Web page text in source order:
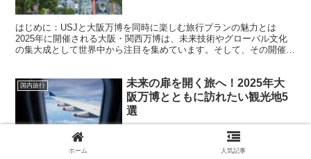
はじめに：USJと大阪万博を同時に楽しむ旅行プランの魅力とは
2025年に開催される大阪・関西万博は、未来技術やグローバル文化
の集大成として世界中から注目を集めています。そして、その開催地
国内旅行
未来の扉を開く旅へ！2025年大
阪万博とともに訪れたい観光地5
選
2025年大阪万博の魅力とは？未来を感じる旅行の第一歩 2025年に開
ホーム 人気記事